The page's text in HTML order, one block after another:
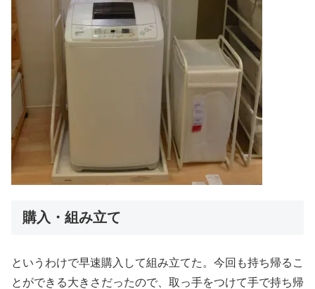
購入・組み立て
というわけで早速購入して組み立てた。今回も持ち帰るこ
とができる大きさだったので、取っ手をつけて手で持ち帰